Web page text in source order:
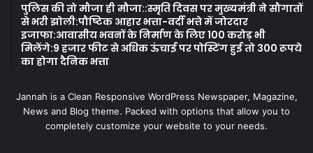
पुलिस की तो मौजा ही मौजा::स्मृति दिवस पर मुख्यमंत्री ने सौगातों
से भरी झोली:पौष्टिक आहार भत्ता-वर्दी भत्ते में जोरदार
इजाफा:आवासीय भवनों के निर्माण के लिए 100 करोड़ भी
मिलेंगे:9 हजार फीट से अधिक ऊंचाई पर पोस्टिंग हुई तो 300 रूपये
का होगा दैनिक भत्ता
Jannah is a Clean Responsive WordPress Newspaper, Magazine,
News and Blog theme. Packed with options that allow you to
completely customize your website to your needs.